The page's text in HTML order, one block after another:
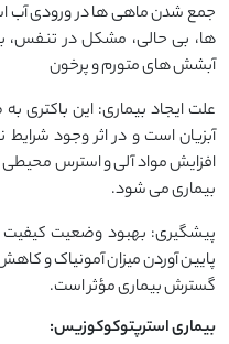
جمع شدن ماهی ها در ورودی آب
ها، بی حالی، مشکل در تنفس،
آبشش های متورم و پرخون
علت ایجاد بیماری: این باکتری
آبزیان است و در اثر وجود شرایط
افزایش مواد آلی و استرس
بیماری می شود.
پیشگیری: بهبود وضعیت کیفیت
پایین آوردن میزان آمونیاک و
گسترش بیماری مؤثر است.
بیماری استرپتوکوکوزیس: